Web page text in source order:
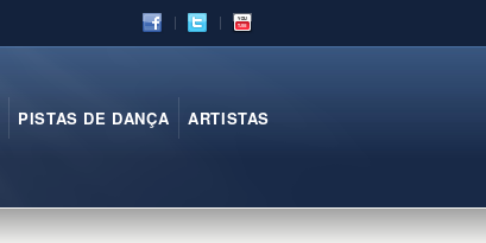
PISTAS DE DANÇA ARTISTAS